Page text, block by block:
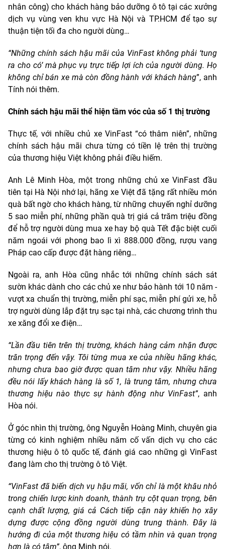
nhân công) cho khách hàng bảo dưỡng ô tô tại các xưởng
dịch vụ vùng ven khu vực Hà Nội và TP.HCM để tạo sự
thuận tiện tối đa cho người dùng…
“Những chính sách hậu mãi của VinFast không phải ‘tung
ra cho có’ mà phục vụ trực tiếp lợi ích của người dùng. Họ
không chỉ bán xe mà còn đồng hành với khách hàng”, anh
Tính nói thêm.
Chính sách hậu mãi thể hiện tầm vóc của số 1 thị trường
Thực tế, với nhiều chủ xe VinFast “có thâm niên”, những
chính sách hậu mãi chưa từng có tiền lệ trên thị trường
của thương hiệu Việt không phải điều hiếm.
Anh Lê Minh Hòa, một trong những chủ xe VinFast đầu
tiên tại Hà Nội nhớ lại, hãng xe Việt đã tặng rất nhiều món
quà bất ngờ cho khách hàng, từ những chuyến nghỉ dưỡng
5 sao miễn phí, những phần quà trị giá cả trăm triệu đồng
để hỗ trợ người dùng mua xe hay bộ quà Tết đặc biệt cuối
năm ngoái với phong bao lì xì 888.000 đồng, rượu vang
Pháp cao cấp được đặt hàng riêng…
Ngoài ra, anh Hòa cũng nhắc tới những chính sách sát
sườn khác dành cho các chủ xe như bảo hành tới 10 năm -
vượt xa chuẩn thị trường, miễn phí sạc, miễn phí gửi xe, hỗ
trợ người dùng lắp đặt trụ sạc tại nhà, các chương trình thu
xe xăng đổi xe điện…
“Lần đầu tiên trên thị trường, khách hàng cảm nhận được
trân trọng đến vậy. Tôi từng mua xe của nhiều hãng khác,
nhưng chưa bao giờ được quan tâm như vậy. Nhiều hãng
đều nói lấy khách hàng là số 1, là trung tâm, nhưng chưa
thương hiệu nào thực sự hành động như VinFast”, anh
Hòa nói.
Ở góc nhìn thị trường, ông Nguyễn Hoàng Minh, chuyên gia
từng có kinh nghiệm nhiều năm cố vấn dịch vụ cho các
thương hiệu ô tô quốc tế, đánh giá cao những gì VinFast
đang làm cho thị trường ô tô Việt.
“VinFast đã biến dịch vụ hậu mãi, vốn chỉ là một khâu nhỏ
trong chiến lược kinh doanh, thành trụ cột quan trọng, bên
cạnh chất lượng, giá cả Cách tiếp cận này khiến họ xây
dựng được cộng đồng người dùng trung thành. Đây là
hướng đi của một thương hiệu có tầm nhìn và quan trọng
hơn là có tâm”, ông Minh nói.